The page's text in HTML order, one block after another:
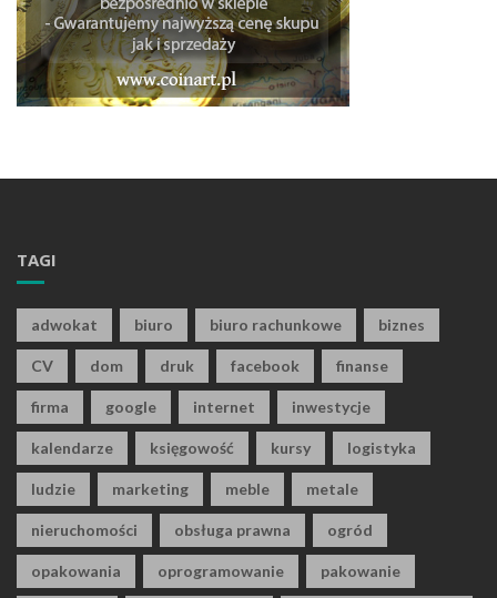
TAGI
adwokat biuro biuro rachunkowe biznes
CV dom druk facebook finanse
firma google internet inwestycje
kalendarze księgowość kursy logistyka
ludzie marketing meble metale
nieruchomości obsługa prawna ogród
opakowania oprogramowanie pakowanie